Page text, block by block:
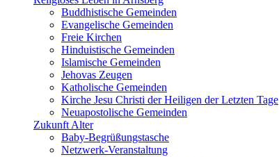
Buddhistische Gemeinden
Evangelische Gemeinden
Freie Kirchen
Hinduistische Gemeinden
Islamische Gemeinden
Jehovas Zeugen
Katholische Gemeinden
Kirche Jesu Christi der Heiligen der Letzten Tage
Neuapostolische Gemeinden
Zukunft Alter
Baby-Begrüßungstasche
Netzwerk-Veranstaltung